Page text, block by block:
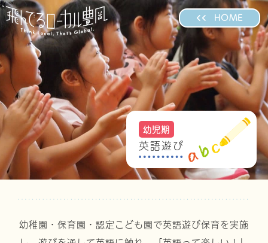
HOME
幼児期
英語遊び
幼稚園・保育園・認定こども園で英語遊び保育を実施